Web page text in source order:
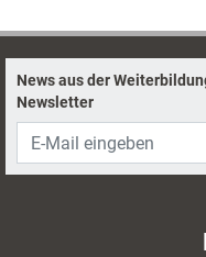
News aus der
Newsletter